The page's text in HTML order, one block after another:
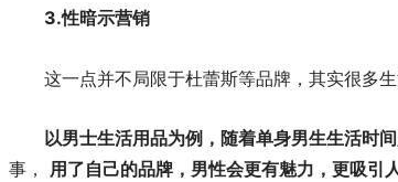
3.性暗示营销
这一点并不局限于杜蕾斯等品牌，其实很多
以男士生活用品为例，随着单身男生生活时
事， 用了自己的品牌，男性会更有魅力，更吸引人